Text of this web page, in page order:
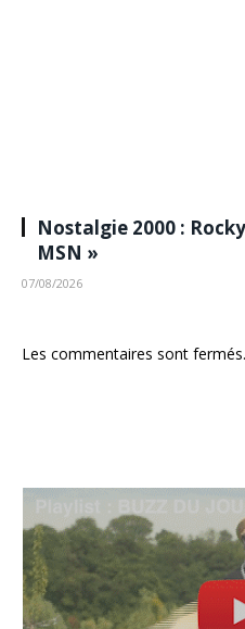
Nostalgie 2000 :
MSN »
07/08/2026
Les commentaires sont fermés.